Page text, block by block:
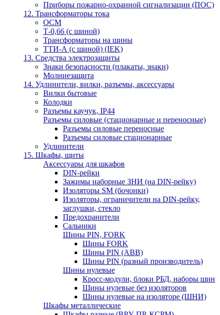
Приборы пожарно-охранной сигнализации (ПОС)
12. Трансформаторы тока
ОСМ
Т-0,66 (с шиной)
Трансформаторы на шины
ТТИ-А (с шиной) (IEK)
13. Средства электрозащиты
Знаки безопасности (плакаты, знаки)
Молниезащита
14. Удлинители, вилки, разъемы, аксессуары
Вилки бытовые
Колодки
Разъемы каучук, IP44
Разъемы силовые (стационарные и переносные)
Разъемы силовые переносные
Разъемы силовые стационарные
Удлинители
15. Шкафы, щиты
Аксессуары для шкафов
DIN-рейки
Зажимы наборные ЗНИ (на DIN-рейку)
Изоляторы SM (бочонки)
Изоляторы, ограничители на DIN-рейку,
заглушки, стекло
Предохранители
Сальники
Шины PIN, FORK
Шины FORK
Шины PIN (АВВ)
Шины PIN (разный производитель)
Шины нулевые
Кросс-модули, блоки РБД, наборы шин
Шины нулевые без изоляторов
Шины нулевые на изоляторе (ШНИ)
Шкафы металлические